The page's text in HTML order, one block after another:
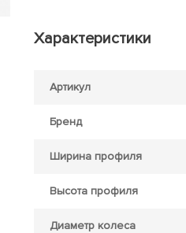
Характеристики
Артикул
Бренд
Ширина профиля
Высота профиля
Диаметр колеса